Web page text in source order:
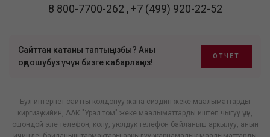
8 800-7700-262 ,+7 (499) 920-22-52
Сайттан катаны таптыңызбы? Аны
оңдошубуз үчүн бизге кабарлаңыз!
ОТЧЕТ
Бул интернет-сайтты колдонуу жана сиздин жеке маалыматтарды
киргизүү кийин, ААК "Урал том" жеке маалыматтарды иштеп чыгуу үчүн,
ошондой эле телефон, колу, уюлдук телефон байланыш аркылуу, анын